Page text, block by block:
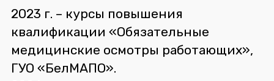
2023 г. – курсы повышения
квалификации «Обязательные
медицинские осмотры работающих»,
ГУО «БелМАПО».